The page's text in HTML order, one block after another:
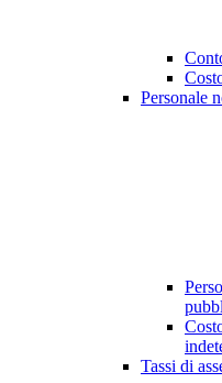
Personale
Tassi di